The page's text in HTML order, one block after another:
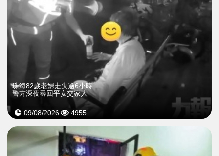
珠海82歲老婦走失逾6小時
警方深夜尋回平安交家人
09/08/2026 4955